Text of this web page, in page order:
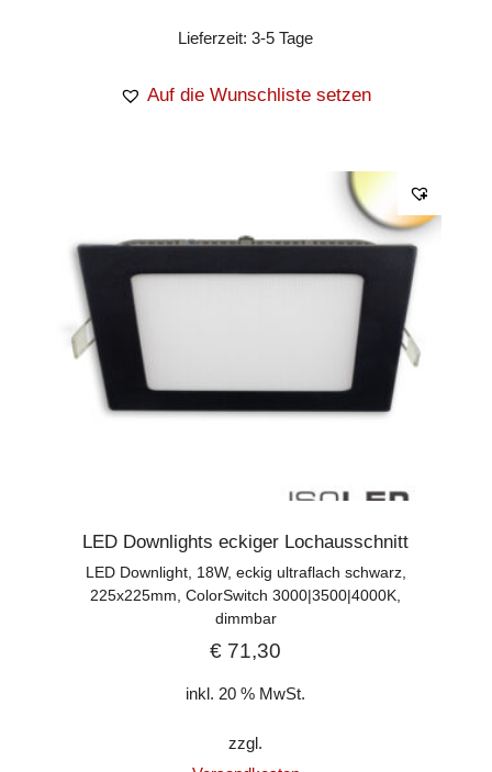
Lieferzeit:3-5 Tage
Auf die Wunschliste setzen
LED Downlights eckiger Lochausschnitt
LED Downlight, 18W, eckig ultraflach schwarz,
225x225mm, ColorSwitch 3000|3500|4000K,
dimmbar
€ 71,30
inkl. 20 % MwSt.
zzgl.